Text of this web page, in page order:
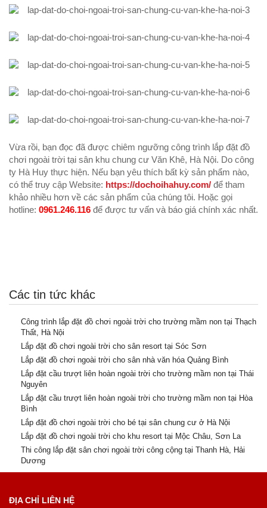
Vừa rồi, bạn đọc đã được chiêm ngưỡng công trình lắp đặt đồ
chơi ngoài trời tại sân khu chung cư Văn Khê, Hà Nội. Do công
ty Hà Huy thực hiện. Nếu bạn yêu thích bất kỳ sản phẩm nào,
có thể truy cập Website: https://dochoihahuy.com/ để tham
khảo nhiều hơn về các sản phẩm của chúng tôi. Hoặc gọi
hotline: 0961.246.116 để được tư vấn và báo giá chính xác nhất.
Các tin tức khác
Công trình lắp đặt đồ chơi ngoài trời cho trường mầm non tại Thạch
Thất, Hà Nội
Lắp đặt đồ chơi ngoài trời cho sân resort tại Sóc Sơn
Lắp đặt đồ chơi ngoài trời cho sân nhà văn hóa Quảng Bình
Lắp đặt cầu trượt liên hoàn ngoài trời cho trường mầm non tại Thái
Nguyên
Lắp đặt cầu trượt liên hoàn ngoài trời cho trường mầm non tại Hòa
Bình
Lắp đặt đồ chơi ngoài trời cho bé tại sân chung cư ở Hà Nội
Lắp đặt đồ chơi ngoài trời cho khu resort tại Mộc Châu, Sơn La
Thi công lắp đặt sân chơi ngoài trời công cộng tại Thanh Hà, Hải
Dương
ĐỊA CHỈ LIÊN HỆ